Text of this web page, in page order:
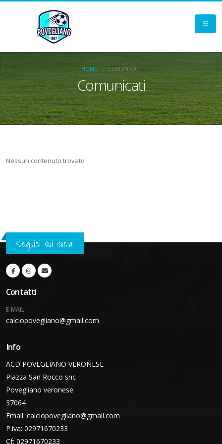
Comunicati
HOME COMUNICATI
Nessun contenuto trovato
Seguici sui social
Contatti
E-MAIL
calciopovegliano@gmail.com
Info
ACD POVEGLIANO VERONESE
Piazza San Rocco snc
Povegliano veronese
37064
Email: calciopovegliano@gmail.com
P.iva: 02971670233
Cf: 02971670233